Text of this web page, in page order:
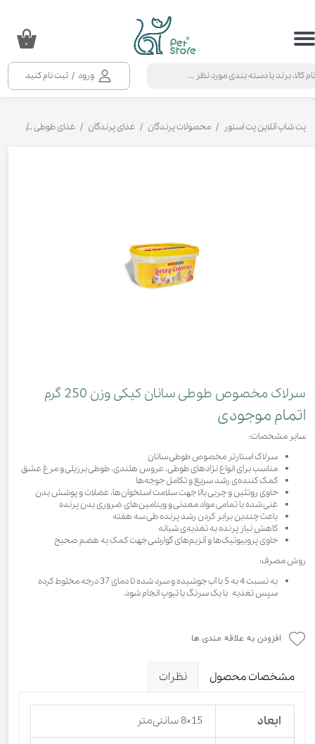
ورود / ثبت نام کنید
حساب کاربری من
خروج از حساب کاربری
۰
پت شاپ آنلاین پت استور محصولات پرندگان غذای پرندگان غذای طوطی
سرلاک مخصوص طوطی سانان کیکی وزن 250 گرم
اتمام موجودی
سایر مشخصات:
سرلاک استارتر مخصوص طوطی سانان
مناسب برای انواع نژادهای طوطی، عروس هلندی، طوطی برزیلی و مرغ عشق
کمک کننده‌ی رشد سریع و تکامل جوجه‌ها
حاوی روتئین و چربی بالا جهت سلامت استخوان‌ها، عضلات و پوشش بدن
غنی شده با تمامی مواد معدنی و ویتامین‌های ضروری بدن پرنده
باعث چندین برابر کردن رشد پرنده طی سه هفته
کاهش نیاز پرنده به تغذیه‌ی شبانه
حاوی پروبیوتیک‌ها و آنزیم‌های گوارشی جهت کمک به هضم صحیح
روش مصرف:
به نسبت 4 به 5 با آب جوشیده و سرد شده تا دمای 37 درجه مخلوط کرده
سپس تغذیه با یک سرنگ یا تیوپ انجام شود.
افزودن به علاقه مندی ها
مشخصات محصول نظرات
ابعاد 15×8 سانتی‌متر